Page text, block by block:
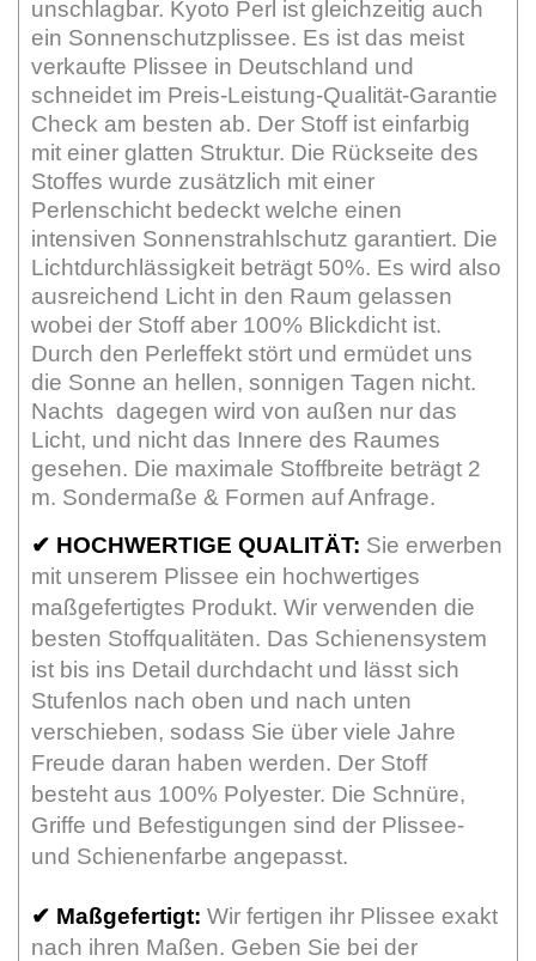
unschlagbar. Kyoto Perl ist gleichzeitig auch
ein Sonnenschutzplissee. Es ist das meist
verkaufte Plissee in Deutschland und
schneidet im Preis-Leistung-Qualität-Garantie
Check am besten ab. Der Stoff ist einfarbig
mit einer glatten Struktur. Die Rückseite des
Stoffes wurde zusätzlich mit einer
Perlenschicht bedeckt welche einen
intensiven Sonnenstrahlschutz garantiert. Die
Lichtdurchlässigkeit beträgt 50%. Es wird also
ausreichend Licht in den Raum gelassen
wobei der Stoff aber 100% Blickdicht ist.
Durch den Perleffekt stört und ermüdet uns
die Sonne an hellen, sonnigen Tagen nicht.
Nachts dagegen wird von außen nur das
Licht, und nicht das Innere des Raumes
gesehen. Die maximale Stoffbreite beträgt 2
m. Sondermaße & Formen auf Anfrage.
✔ HOCHWERTIGE QUALITÄT: Sie erwerben
mit unserem Plissee ein hochwertiges
maßgefertigtes Produkt. Wir verwenden die
besten Stoffqualitäten. Das Schienensystem
ist bis ins Detail durchdacht und lässt sich
Stufenlos nach oben und nach unten
verschieben, sodass Sie über viele Jahre
Freude daran haben werden. Der Stoff
besteht aus 100% Polyester. Die Schnüre,
Griffe und Befestigungen sind der Plissee-
und Schienenfarbe angepasst.
✔ Maßgefertigt: Wir fertigen ihr Plissee exakt
nach ihren Maßen. Geben Sie bei der